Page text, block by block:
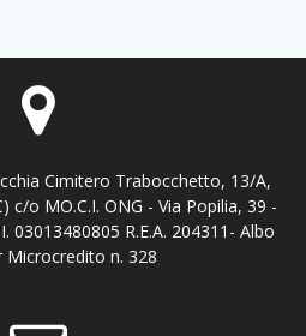
Cimitero Trabocchetto, 13/A,
c/o MO.C.I. ONG - Via Popilia, 39 -
03013480805 R.E.A. 204311- Albo
Microcredito n. 328